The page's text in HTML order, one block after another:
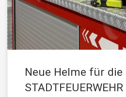
Namen der Feuerwehrkameraden für
Schutzausrüstung. „Die Sicherheit
Neue Helme für die